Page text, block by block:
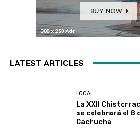
LATEST ARTICLES
LOCAL
La XXII
se celebrará el 8
Cachucha